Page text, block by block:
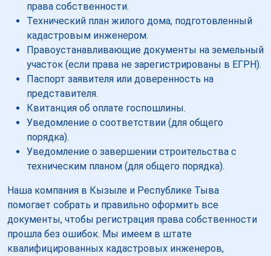
права собственности.
Технический план жилого дома, подготовленный
кадастровым инженером.
Правоустанавливающие документы на земельный
участок (если права не зарегистрированы в ЕГРН).
Паспорт заявителя или доверенность на
представителя.
Квитанция об оплате госпошлины.
Уведомление о соответствии (для общего
порядка).
Уведомление о завершении строительства с
техническим планом (для общего порядка).
Наша компания в Кызыле и Республике Тыва
помогает собрать и правильно оформить все
документы, чтобы регистрация права собственности
прошла без ошибок. Мы имеем в штате
квалифицированных кадастровых инженеров,